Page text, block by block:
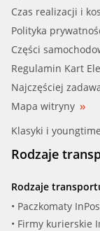
Czas realizacji i
Polityka
Części
Regulamin Kart
Najczęściej
Mapa witryny
Klasyki i
Rodzaje
Rodzaje
• Paczkomaty
• Firmy kurierskie